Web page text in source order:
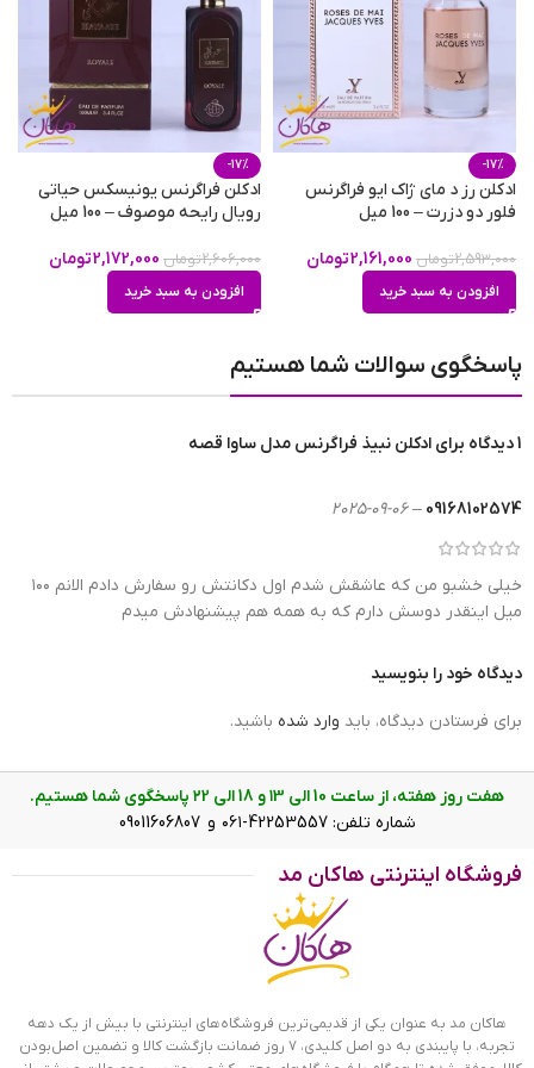
ادکلن نبیذ فراگرنس مدل ساوا قصه
عطر نبیذ؛ مناسب برای آقایان و خانم‌های
مهربان
اگر علاقه‌مند به روایح شیرین هستید، ادکلن نبیذ شما را مجذوب
آفرینی همراه است. طرفداران این ادکلن افرادی مهربان، مهمان نواز
و خوش صحبت هستند. شما هیچ گاه از دوستی و همنشینی با این
افراد خسته نمی‌شوید. اینها همیشه کلی برنامه برای انجام دادن
دارند اما گاهی همه را انجام نمی‌دهند! معمولا در فصول سرد،
نگرانیم که لباسمان از رطوبت هوا بوی نم گرفته باشد و در نظر
شما را خوشبو می‌کند بلکه آرامش بیشتری نیز در طرف مقابلتان
ایجاد می‌کند. اگر در این مورد شک دارید عطر گرم مردانه وعطر
-17%
ادکلن رز د مای ژاک ایو فراگرنس
فلور دو دزرت – 100 میل
2,593,000تومان 2,161,000تومان
افزودن به سبد خرید
-17%
ادکلن فراگرنس یونیسکس حیاتی
رویال رایحه موصوف – 100 میل
2,606,000تومان 2,172,000تومان
افزودن به سبد خرید
پاسخگوی سوالات شما هستیم
1 دیدگاه برای ادکلن نبیذ فراگرنس مدل ساوا قصه
09168102574
–
2025-09-06
خیلی خشبو من که عاشقش شدم اول دکانتش رو سفارش دادم الانم ۱۰۰
میل اینقدر دوسش دارم که به همه هم پیشنهادش میدم
دیدگاه خود را بنویسید
برای فرستادن دیدگاه، باید وارد شده باشید.
هفت روز هفته، از ساعت 10 الی ۱3 و 18 الی ۲2 پاسخگوی شما هستیم.
شماره تلفن: 42253557-۰۶۱ و 09011606807
فروشگاه اینترنتی هاکان مد
هاکان مد به عنوان یکی از قدیمی‌ترین فروشگاه‌های اینترنتی با بیش از یک دهه
تجربه، با پایبندی به دو اصل کلیدی، ۷ روز ضمانت بازگشت کالا و تضمین اصل‌بودن